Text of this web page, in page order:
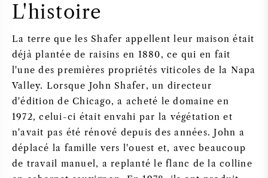
L'histoire
La terre que les Shafer appellent leur maison était
déjà plantée de raisins en 1880, ce qui en fait
l'une des premières propriétés viticoles de la Napa
Valley. Lorsque John Shafer, un directeur
d'édition de Chicago, a acheté le domaine en
1972, celui-ci était envahi par la végétation et
n'avait pas été rénové depuis des années. John a
déplacé la famille vers l'ouest et, avec beaucoup
de travail manuel, a replanté le flanc de la colline